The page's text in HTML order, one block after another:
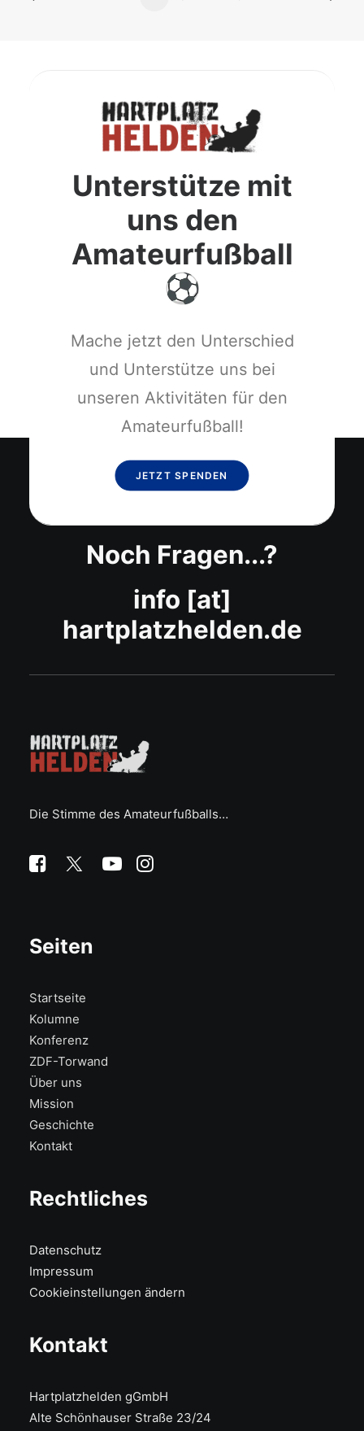
Unterstütze mit
uns den
Amateurfußball
Mache jetzt den Unterschied
und Unterstütze uns bei
unseren Aktivitäten für den
Amateurfußball!
JETZT SPENDEN
Noch Fragen...?
info [at]
hartplatzhelden.de
Die Stimme des Amateurfußballs…
Seiten
Startseite
Kolumne
Konferenz
ZDF-Torwand
Über uns
Mission
Geschichte
Kontakt
Rechtliches
Datenschutz
Impressum
Cookieinstellungen ändern
Kontakt
Hartplatzhelden gGmbH
Alte Schönhauser Straße 23/24